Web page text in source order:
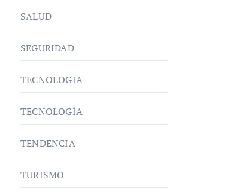
SALUD
SEGURIDAD
TECNOLOGIA
TECNOLOGÍA
TENDENCIA
TURISMO